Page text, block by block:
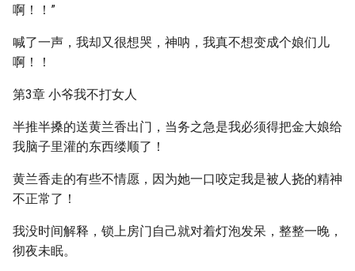
啊！！”
喊了一声，我却又很想哭，神呐，我真不想变成个娘们儿
啊！！
第3章 小爷我不打女人
半推半搡的送黄兰香出门，当务之急是我必须得把金大娘给
我脑子里灌的东西缕顺了！
黄兰香走的有些不情愿，因为她一口咬定我是被人挠的精神
不正常了！
我没时间解释，锁上房门自己就对着灯泡发呆，整整一晚，
彻夜未眠。